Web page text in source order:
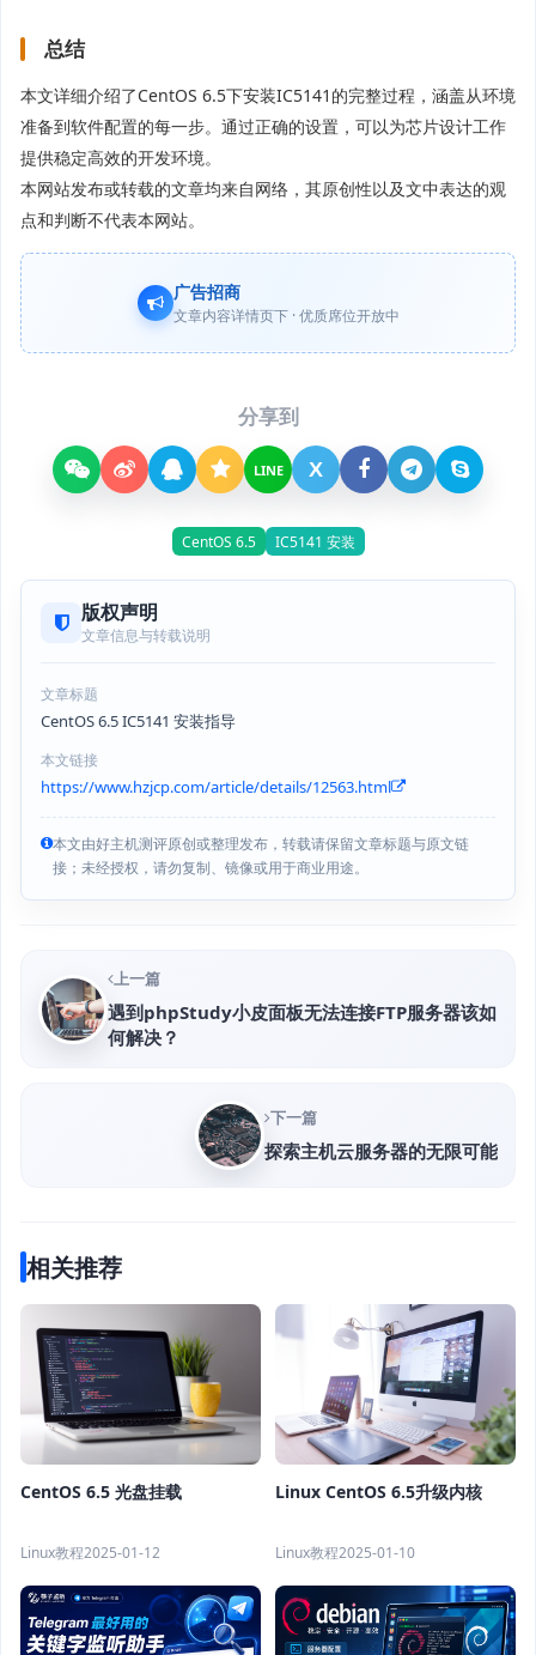
总结
本文详细介绍了CentOS 6.5下安装IC5141的完整过程，涵盖从环境
准备到软件配置的每一步。通过正确的设置，可以为芯片设计工作
提供稳定高效的开发环境。
本网站发布或转载的文章均来自网络，其原创性以及文中表达的观
点和判断不代表本网站。
广告招商
文章内容详情页下 · 优质席位开放中
分享到
LINE X
CentOS 6.5 IC5141 安装
版权声明
文章信息与转载说明
文章标题
CentOS 6.5 IC5141 安装指导
本文链接
https://www.hzjcp.com/article/details/12563.html
本文由好主机测评原创或整理发布，转载请保留文章标题与原文链
接；未经授权，请勿复制、镜像或用于商业用途。
上一篇
遇到phpStudy小皮面板无法连接FTP服务器该如
何解决？
下一篇
探索主机云服务器的无限可能
相关推荐
CentOS 6.5 光盘挂载
Linux教程2025-01-12
Linux CentOS 6.5升级内核
Linux教程2025-01-10